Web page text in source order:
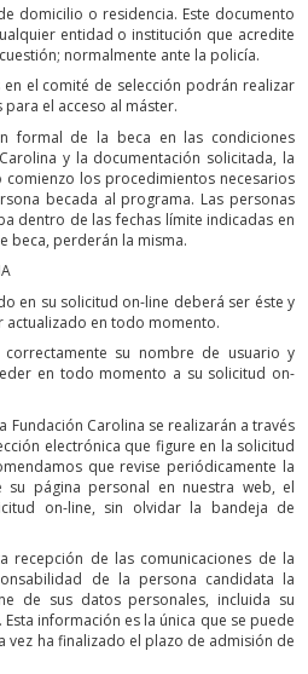
domicilio o residencia. Este documento
entidad o institución que acredite
normalmente ante la policía.
el comité de selección podrán realizar
el acceso al máster.
formal de la beca en las condiciones
y la documentación solicitada, la
los procedimientos necesarios
becada al programa. Las personas
dentro de las fechas límite indicadas en
beca, perderán la misma.
en su solicitud on-line deberá ser éste y
actualizado en todo momento.
su nombre de usuario y
en todo momento a su solicitud on-
Fundación Carolina se realizarán a través
electrónica que figure en la solicitud
que revise periódicamente la
su página personal en nuestra web, el
on-line, sin olvidar la bandeja de
recepción de las comunicaciones de la
de la persona candidata la
de sus datos personales, incluida su
información es la única que se puede
vez ha finalizado el plazo de admisión de